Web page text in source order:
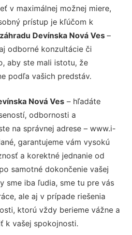
v maximálnej možnej miere,
prístup je kľúčom k
Devínska Nová Ves –
odborné konzultácie či
aby ste mali istotu, že
podľa vašich predstáv.
Nová Ves – hľadáte
odbornosti a
na správnej adrese – www.i-
garantujeme vám vysokú
a korektné jednanie od
samotné dokončenie vašej
sme iba ľudia, sme tu pre vás
ale aj v prípade riešenia
ktorú vždy berieme vážne a
k vašej spokojnosti.